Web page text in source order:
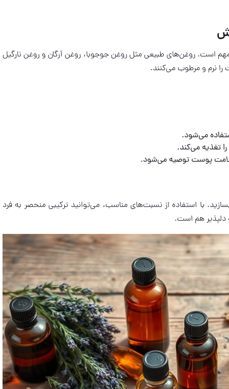
است. روغن‌های طبیعی مثل روغن جوجوبا، روغن آرگان و روغن نارگیل
نرم و مرطوب می‌کنند.
می‌شود.
سلامت پوست توصیه می‌شود.
با استفاده از نسبت‌های مناسب، می‌توانید ترکیبی منحصر به فرد
دلپذیر هم است.